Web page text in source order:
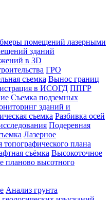
помещений лазерными
зданий
в 3D
ГРО
съемка Вынос границ
в ИСОГД ППГР
Съемка подземных
зданий и
съемка Разбивка осей
Подеревная
Лазерное
топографического плана
съёмка Высокоточное
планово высотного
Анализ грунта